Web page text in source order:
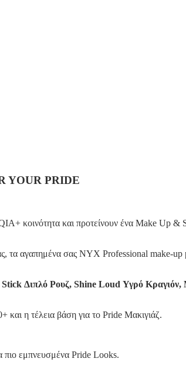
YOUR PRIDE
κοινότητα και προτείνουν ένα Make Up &
τα αγαπημένα σας NYX Professional make-
Διπλό Ρουζ, Shine Loud Υγρό Κραγιόν,
η τέλεια βάση για το Pride Μακιγιάζ.
πιο εμπνευσμένα Pride Looks.